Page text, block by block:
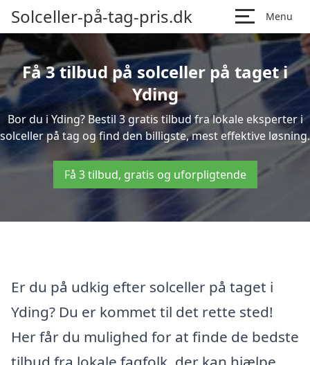
Solceller-på-tag-pris.dk Menu
Få 3 tilbud på solceller på taget i
Yding
Bor du i Yding? Bestil 3 gratis tilbud fra lokale eksperter i
solceller på tag og find den billigste, mest effektive løsning.
Få 3 tilbud, gratis og uforpligtende
Er du på udkig efter solceller på taget i
Yding? Du er kommet til det rette sted!
Her får du mulighed for at finde de bedste